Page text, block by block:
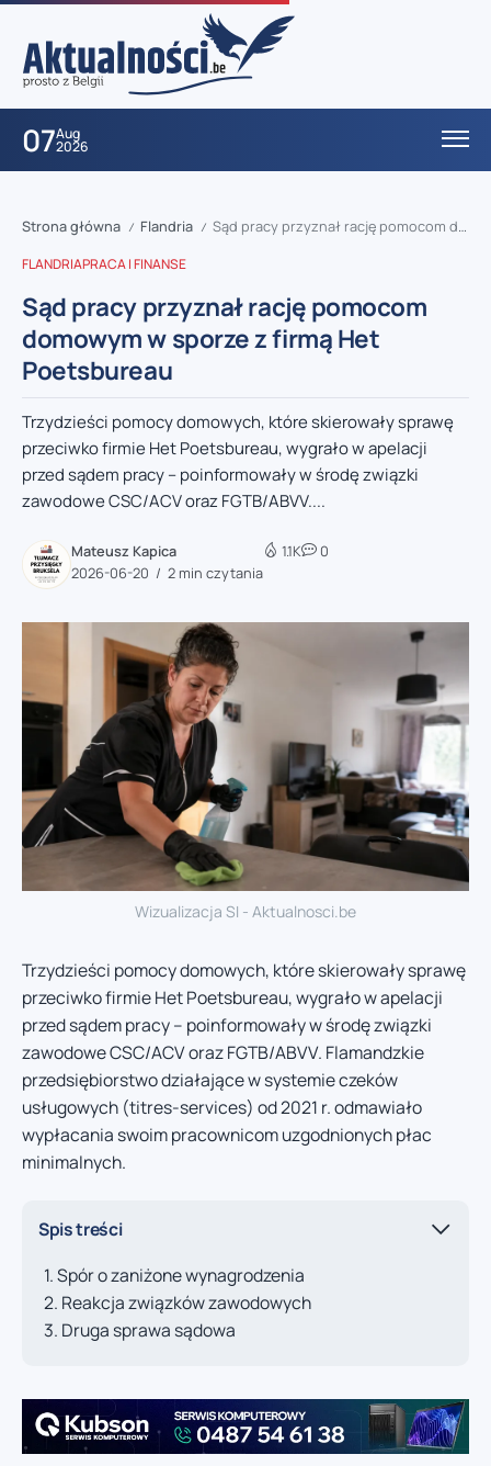
07Aug
2026
Strona główna / Flandria / Sąd pracy przyznał rację pomocom domowym w sporze z firmą Het Poetsbureau
FLANDRIAPRACA I FINANSE
Sąd pracy przyznał rację pomocom
domowym w sporze z firmą Het
Poetsbureau
Trzydzieści pomocy domowych, które skierowały sprawę
przeciwko firmie Het Poetsbureau, wygrało w apelacji
przed sądem pracy – poinformowały w środę związki
zawodowe CSC/ACV oraz FGTB/ABVV....
Mateusz Kapica
2026-06-20
2 min czytania
1.1K 0
Wizualizacja SI - Aktualnosci.be
Trzydzieści pomocy domowych, które skierowały sprawę
przeciwko firmie Het Poetsbureau, wygrało w apelacji
przed sądem pracy – poinformowały w środę związki
zawodowe CSC/ACV oraz FGTB/ABVV. Flamandzkie
przedsiębiorstwo działające w systemie czeków
usługowych (titres-services) od 2021 r. odmawiało
wypłacania swoim pracownicom uzgodnionych płac
minimalnych.
Spis treści
Spór o zaniżone wynagrodzenia
Reakcja związków zawodowych
Druga sprawa sądowa